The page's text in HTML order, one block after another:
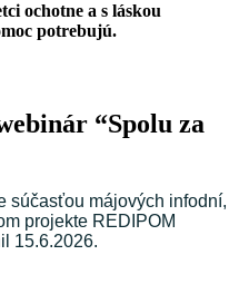
ochotne a s láskou
potrebujú.
“Spolu za
súčasťou májových infodní,
projekte REDIPOM
15.6.2026.